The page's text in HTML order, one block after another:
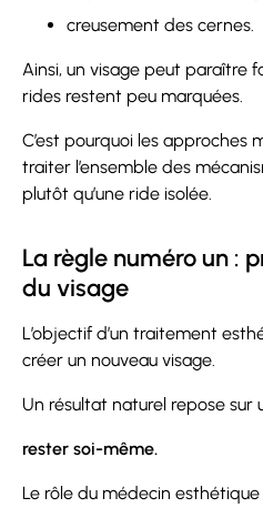
creusement des cernes.
Ainsi, un visage peut paraître
rides restent peu marquées.
C’est pourquoi les approches
traiter l’ensemble des
plutôt qu’une ride isolée.
La règle numéro un :
du visage
L’objectif d’un traitement
créer un nouveau visage.
Un résultat naturel repose
rester soi-même.
Le rôle du médecin